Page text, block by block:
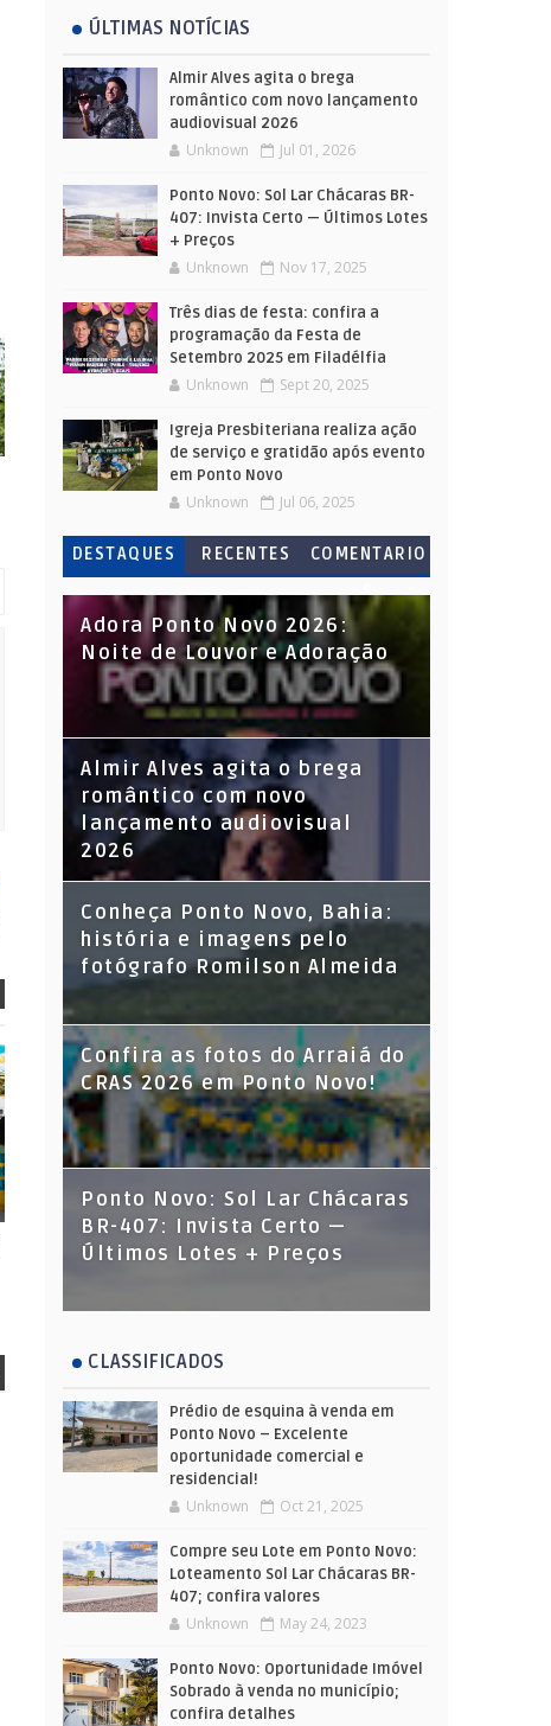
ÚLTIMAS NOTÍCIAS
Almir Alves agita o brega
romântico com novo lançamento
audiovisual 2026
Unknown Jul 01, 2026
Ponto Novo: Sol Lar Chácaras BR-
407: Invista Certo — Últimos Lotes
+ Preços
Unknown Nov 17, 2025
Três dias de festa: confira a
programação da Festa de
Setembro 2025 em Filadélfia
Unknown Sept 20, 2025
Igreja Presbiteriana realiza ação
de serviço e gratidão após evento
em Ponto Novo
Unknown Jul 06, 2025
DESTAQUES RECENTES
COMENTARIO
S
Adora Ponto Novo 2026:
Noite de Louvor e Adoração
Almir Alves agita o brega
romântico com novo
lançamento audiovisual
2026
Conheça Ponto Novo, Bahia:
história e imagens pelo
fotógrafo Romilson Almeida
Confira as fotos do Arraiá do
CRAS 2026 em Ponto Novo!
Ponto Novo: Sol Lar Chácaras
BR-407: Invista Certo —
Últimos Lotes + Preços
CLASSIFICADOS
Prédio de esquina à venda em
Ponto Novo – Excelente
oportunidade comercial e
residencial!
Unknown Oct 21, 2025
Compre seu Lote em Ponto Novo:
Loteamento Sol Lar Chácaras BR-
407; confira valores
Unknown May 24, 2023
Ponto Novo: Oportunidade Imóvel
Sobrado à venda no município;
confira detalhes